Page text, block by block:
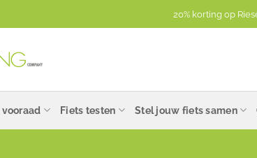
20% korting op
vooraad Fiets testen Stel jouw fiets samen